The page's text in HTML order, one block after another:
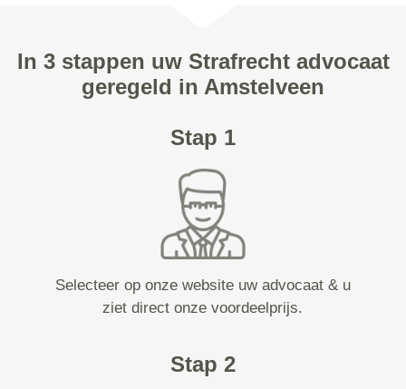
In 3 stappen uw Strafrecht advocaat
geregeld in Amstelveen
Stap 1
Selecteer op onze website uw advocaat & u
ziet direct onze voordeelprijs.
Stap 2